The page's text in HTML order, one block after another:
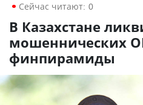
Сейчас читают: 0
В Казахстане
мошеннических
финпирамиды